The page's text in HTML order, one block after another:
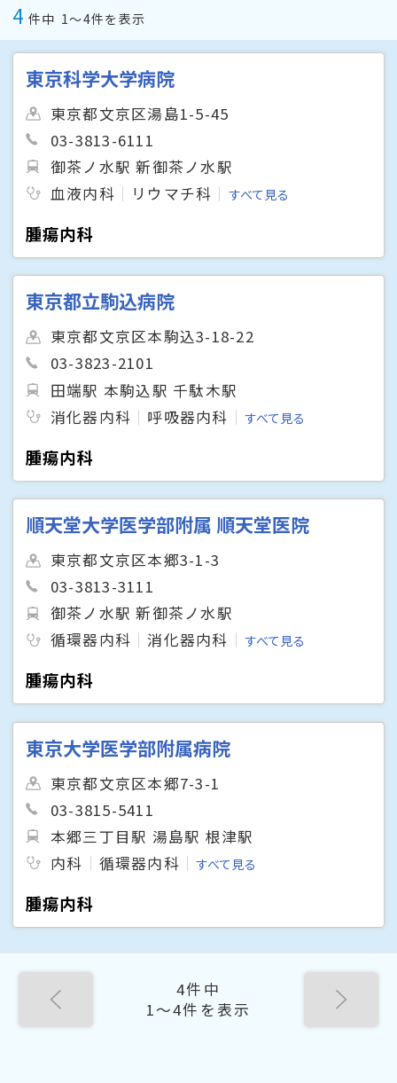
4 件中 1〜4件を表示
東京科学大学病院
東京都文京区湯島1-5-45
03-3813-6111
御茶ノ水駅 新御茶ノ水駅
血液内科
リウマチ科 すべて見る
腫瘍内科
東京都立駒込病院
東京都文京区本駒込3-18-22
03-3823-2101
田端駅 本駒込駅 千駄木駅
消化器内科
呼吸器内科 すべて見る
腫瘍内科
順天堂大学医学部附属 順天堂医院
東京都文京区本郷3-1-3
03-3813-3111
御茶ノ水駅 新御茶ノ水駅
循環器内科
消化器内科 すべて見る
腫瘍内科
東京大学医学部附属病院
東京都文京区本郷7-3-1
03-3815-5411
本郷三丁目駅 湯島駅 根津駅
内科
循環器内科 すべて見る
腫瘍内科
4件中
1〜4件を表示